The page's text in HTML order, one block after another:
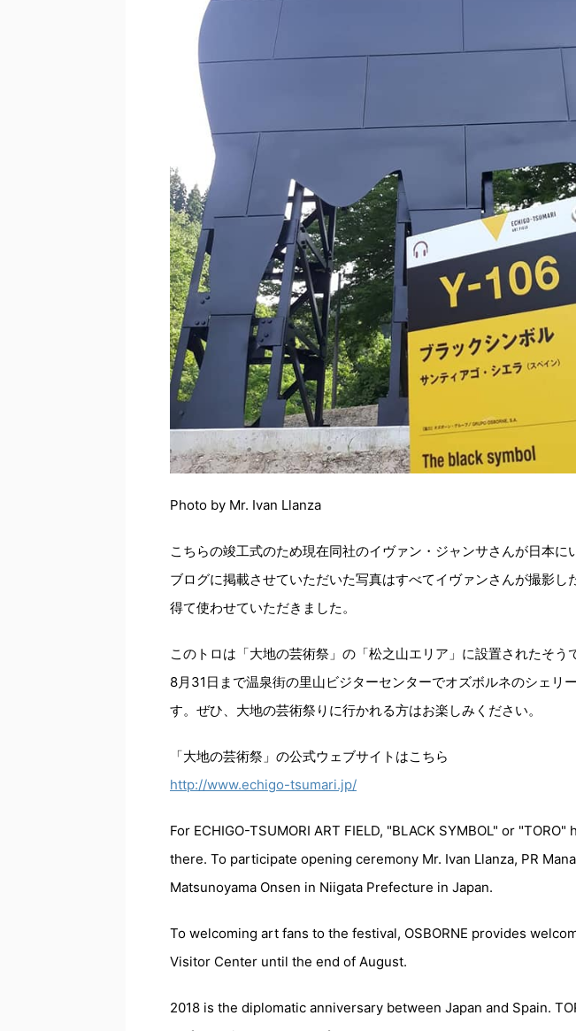
Photo by Mr. Ivan Llanza
こちらの竣工式のため現在同社のイヴァン・ジャンサさんが日本に
ブログに掲載させていただいた写真はすべてイヴァンさんが撮影し
得て使わせていただきました。
このトロは「大地の芸術祭」の「松之山エリア」に設置されたそう
8月31日まで温泉街の里山ビジターセンターでオズボルネのシェリ
す。ぜひ、大地の芸術祭りに行かれる方はお楽しみください。
「大地の芸術祭」の公式ウェブサイトはこちら
http://www.echigo-tsumari.jp/
For ECHIGO-TSUMORI ART FIELD, "BLACK SYMBOL" or
there. To participate opening ceremony Mr. Ivan Llanza, PR
Matsunoyama Onsen in Niigata Prefecture in Japan.
To welcoming art fans to the festival, OSBORNE provides
Visitor Center until the end of August.
2018 is the diplomatic anniversary between Japan and Spain.